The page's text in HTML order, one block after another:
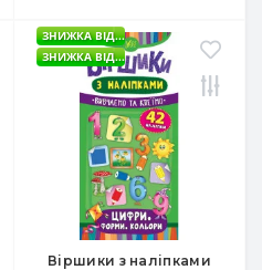
Віршики з наліпками
ЗНИЖКА ВІД...
ЗНИЖКА ВІД...